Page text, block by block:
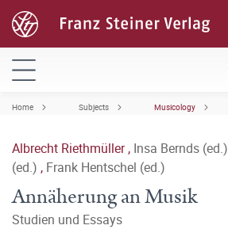
Home Subjects Musicology
Albrecht Riethmüller, Insa Bernds (ed.)
(ed.) , Frank Hentschel (ed.)
Annäherung an Musik
Studien und Essays